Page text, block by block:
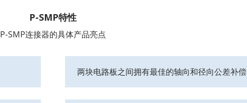
P-SMP特性
P-SMP连接器的具体产品亮点
两块电路板之间拥有最佳的轴向和径向公差补偿